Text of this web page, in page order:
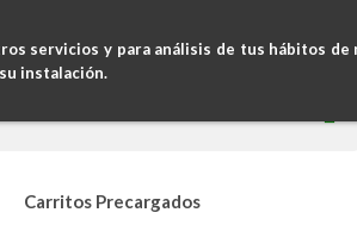
servicios y para análisis de tus hábitos de
instalación.
Carritos Precargados